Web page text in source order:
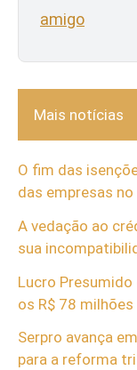
amigo
Mais notícias
O fim das
das empresas no
A vedação ao
sua
Lucro
os R$ 78
Serpro avança
para a reforma